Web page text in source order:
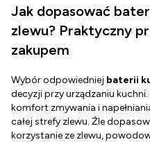
Jak dopasować
zlewu? Praktyczny
zakupem
Wybór odpowiedniej baterii
decyzji przy urządzaniu kuchni.
komfort zmywania i
całej strefy zlewu. Źle
korzystanie ze zlewu,